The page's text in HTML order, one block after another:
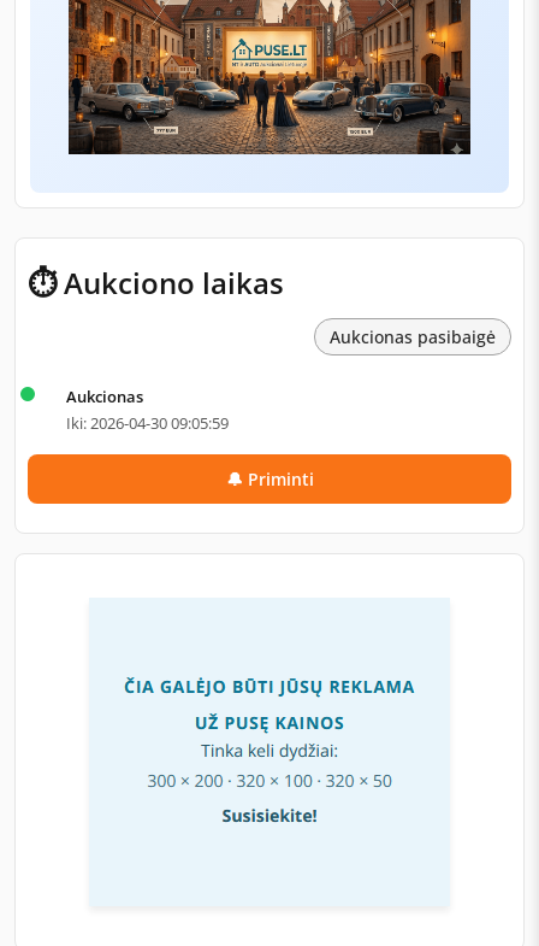
⏱ Aukciono laikas
Aukcionas pasibaigė
Aukcionas
Iki: 2026-04-30 09:05:59
🔔 Priminti